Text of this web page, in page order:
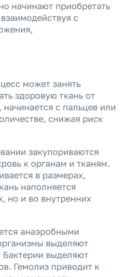
начинают приобретать
с
может занять
здоровую ткань от
с пальцев или
снижая риск
закупориваются
к органам и тканям.
в размерах,
наполняется
но и во внутренних
анаэробными
выделяют
Бактерии выделяют
Гемолиз приводит к